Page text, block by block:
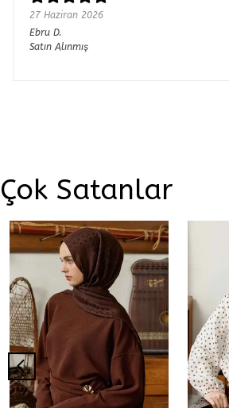
27 Haziran 2026
Ebru D.
Satın Alınmış
Çok Satanlar